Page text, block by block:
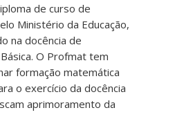
de curso de
Ministério da Educação,
na docência de
O Profmat tem
formação matemática
o exercício da docência
aprimoramento da